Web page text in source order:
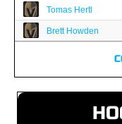
Tomas Hertl
Brett Howden